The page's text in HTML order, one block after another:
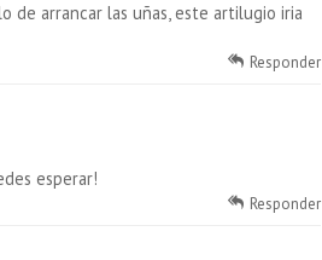
de arrancar las uñas, este artilugio iria
Responder
esperar!
Responder